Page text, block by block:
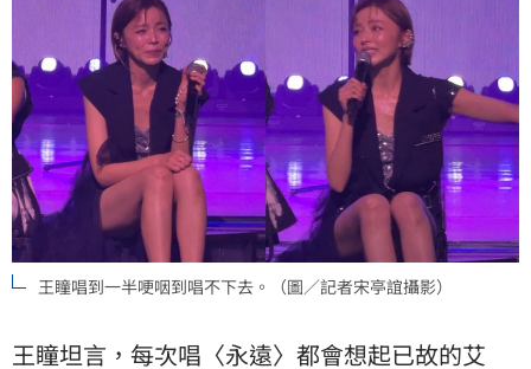
王瞳唱到一半哽咽到唱不下去。（圖／記者宋亭誼攝影）
王瞳坦言，每次唱〈永遠〉都會想起已故的艾